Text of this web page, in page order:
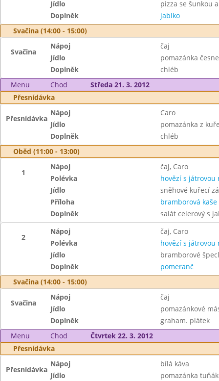
Jídlo
pizza se šunkou
Doplněk
jablko
Svačina (14:00 - 15:00)
Svačina
Nápoj
čaj
Jídlo
pomazánka
Doplněk
chléb
Menu
Chod
Středa 21. 3. 2012
Přesnídávka
Přesnídávka
Nápoj
Caro
Jídlo
pomazánka z
Doplněk
chléb
Oběd (11:00 - 13:00)
1
Nápoj
čaj, Caro
Polévka
hovězí s játrovou
Jídlo
sněhové kuřecí
Příloha
bramborová kaše
Doplněk
salát celerový s
2
Nápoj
čaj, Caro
Polévka
hovězí s játrovou
Jídlo
bramborové
Doplněk
pomeranč
Svačina (14:00 - 15:00)
Svačina
Nápoj
čaj
Jídlo
pomazánkové
Doplněk
graham. plátek
Menu
Chod
Čtvrtek 22. 3. 2012
Přesnídávka
Přesnídávka
Nápoj
bílá káva
Jídlo
pomazánka